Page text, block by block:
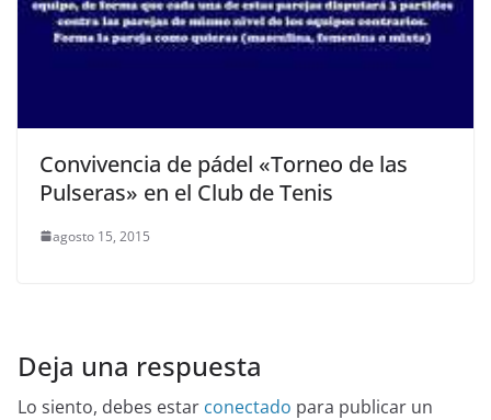
Convivencia de pádel «Torneo de las
Pulseras» en el Club de Tenis
agosto 15, 2015
Deja una respuesta
Lo siento, debes estar conectado para publicar un